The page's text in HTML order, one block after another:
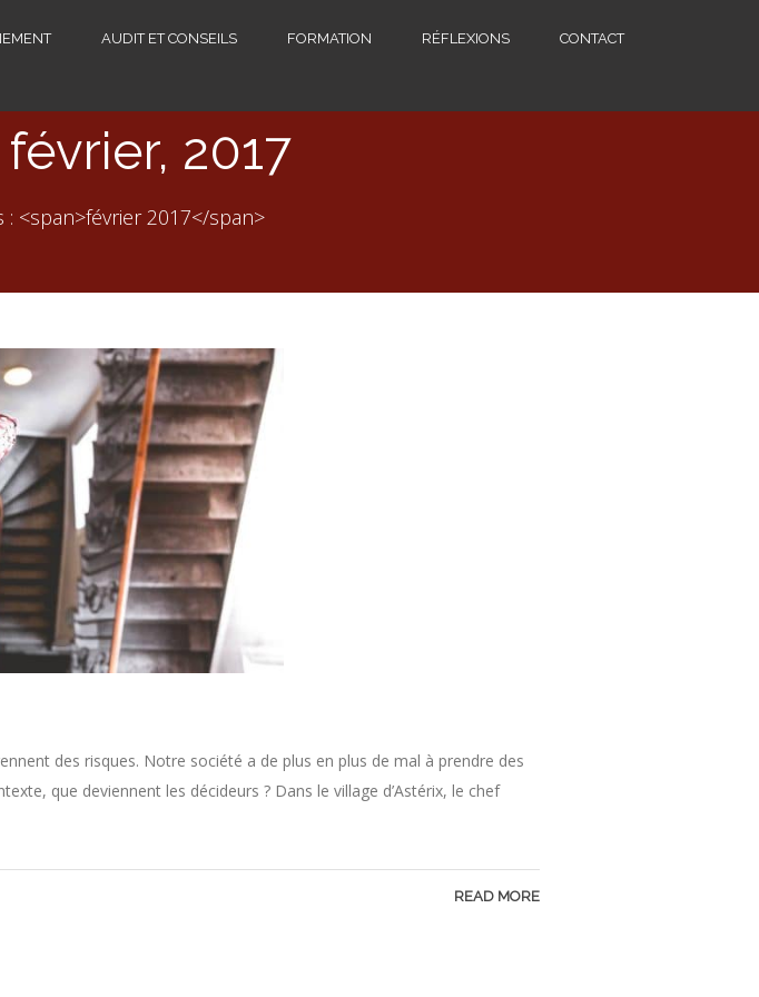
AUDIT ET CONSEILS FORMATION RÉFLEXIONS CONTACT
2017
: <span>février 2017</span>
des risques. Notre société a de plus en plus de mal à prendre des
que deviennent les décideurs ? Dans le village d’Astérix, le chef
READ MORE